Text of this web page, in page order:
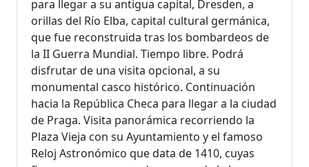
para llegar a su antigua capital, Dresden, a
orillas del Río Elba, capital cultural germánica,
que fue reconstruida tras los bombardeos de
la II Guerra Mundial. Tiempo libre. Podrá
disfrutar de una visita opcional, a su
monumental casco histórico. Continuación
hacia la República Checa para llegar a la ciudad
de Praga. Visita panorámica recorriendo la
Plaza Vieja con su Ayuntamiento y el famoso
Reloj Astronómico que data de 1410, cuyas